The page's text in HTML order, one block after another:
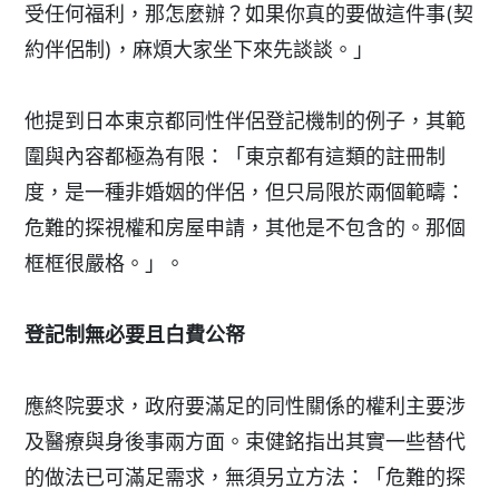
受任何福利，那怎麼辦？如果你真的要做這件事(契
約伴侶制)，麻煩大家坐下來先談談。」
他提到日本東京都同性伴侶登記機制的例子，其範
圍與內容都極為有限：「東京都有這類的註冊制
度，是一種非婚姻的伴侶，但只局限於兩個範疇：
危難的探視權和房屋申請，其他是不包含的。那個
框框很嚴格。」。
登記制無必要且白費公帑
應終院要求，政府要滿足的同性關係的權利主要涉
及醫療與身後事兩方面。束健銘指出其實一些替代
的做法已可滿足需求，無須另立方法：「危難的探